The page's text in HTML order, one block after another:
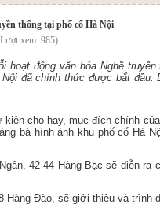
thống tại phố cổ Hà Nội
xem: 985)
hoạt động văn hóa Nghề
đã chính thức được bắt
cho hay, mục đích chính
bá hình ảnh khu phố cổ Hà
42-44 Hàng Bạc sẽ diễn ra
Hàng Đào, sẽ giới thiệu và trình